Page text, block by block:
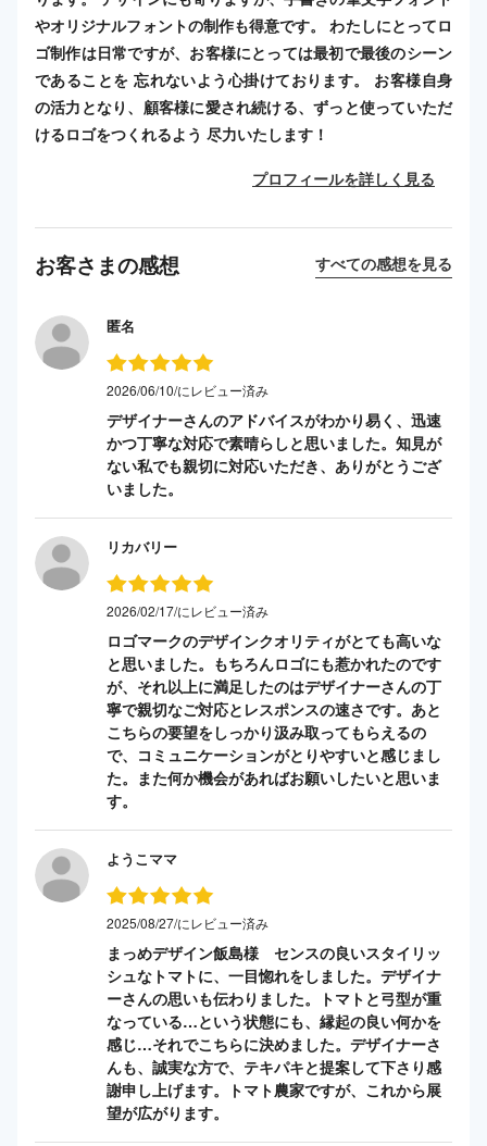
やオリジナルフォントの制作も得意です。 わたしにとってロ
ゴ制作は日常ですが、お客様にとっては最初で最後のシーン
であることを 忘れないよう心掛けております。 お客様自身
の活力となり、顧客様に愛され続ける、ずっと使っていただ
けるロゴをつくれるよう 尽力いたします！
プロフィールを詳しく見る
お客さまの感想 すべての感想を見る
匿名
2026/06/10/にレビュー済み
デザイナーさんのアドバイスがわかり易く、迅速
かつ丁寧な対応で素晴らしと思いました。知見が
ない私でも親切に対応いただき、ありがとうござ
いました。
リカバリー
2026/02/17/にレビュー済み
ロゴマークのデザインクオリティがとても高いな
と思いました。もちろんロゴにも惹かれたのです
が、それ以上に満足したのはデザイナーさんの丁
寧で親切なご対応とレスポンスの速さです。あと
こちらの要望をしっかり汲み取ってもらえるの
で、コミュニケーションがとりやすいと感じまし
た。また何か機会があればお願いしたいと思いま
す。
ようこママ
2025/08/27/にレビュー済み
まっめデザイン飯島様 センスの良いスタイリッ
シュなトマトに、一目惚れをしました。デザイナ
ーさんの思いも伝わりました。トマトと弓型が重
なっている…という状態にも、縁起の良い何かを
感じ…それでこちらに決めました。デザイナーさ
んも、誠実な方で、テキパキと提案して下さり感
謝申し上げます。トマト農家ですが、これから展
望が広がります。